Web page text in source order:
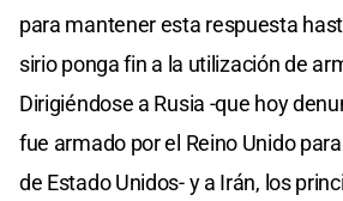
para mantener esta respuesta
sirio ponga fin a la utilización de
Dirigiéndose a Rusia -que hoy
fue armado por el Reino Unido
de Estado Unidos- y a Irán, los